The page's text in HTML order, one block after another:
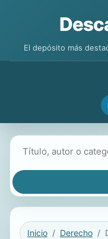
El depósito más
Inicio Derecho